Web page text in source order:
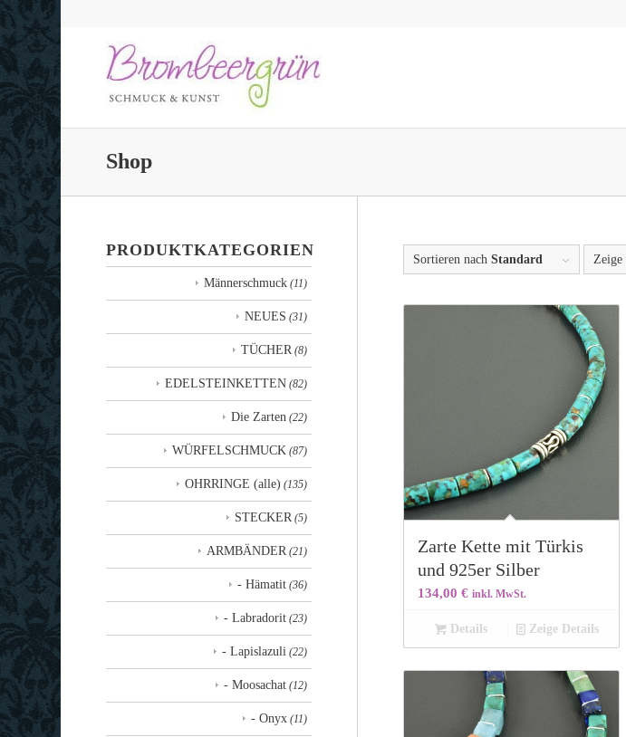
Shop
Sortieren nach Standard Zeige
Zarte Kette mit Türkis
und 925er Silber
134,00 € inkl. MwSt.
Details Zeige Details
PRODUKTKATEGORIEN
Männerschmuck (11)
NEUES (31)
TÜCHER (8)
EDELSTEINKETTEN (82)
Die Zarten (22)
WÜRFELSCHMUCK (87)
OHRRINGE (alle) (135)
STECKER (5)
ARMBÄNDER (21)
- Hämatit (36)
- Labradorit (23)
- Lapislazuli (22)
- Moosachat (12)
- Onyx (11)